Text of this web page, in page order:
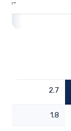
-49.25
2.7
1.8